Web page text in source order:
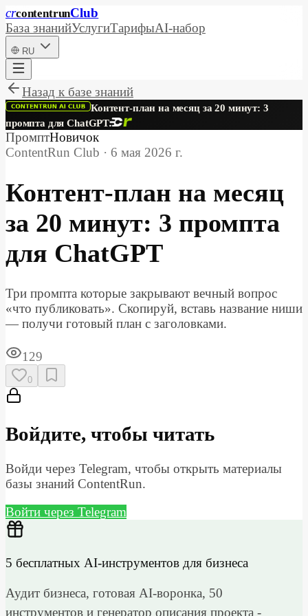
crcontentrunClub
База знанийУслугиТарифыAI-набор
RU
Назад к базе знаний
Контент-план на месяц за 20 минут: 3
промпта для ChatGPT
ПромптНовичок
ContentRun Club · 6 мая 2026 г.
Контент-план на месяц
за 20 минут: 3 промпта
для ChatGPT
Три промпта которые закрывают вечный вопрос
«что публиковать». Скопируй, вставь название ниши
— получи готовый план с заголовками.
129
0
Войдите, чтобы читать
Войди через Telegram, чтобы открыть материалы
базы знаний ContentRun.
Войти через Telegram
5 бесплатных AI-инструментов для бизнеса
Аудит бизнеса, готовая AI-воронка, 50
инструментов и генератор описания проекта -